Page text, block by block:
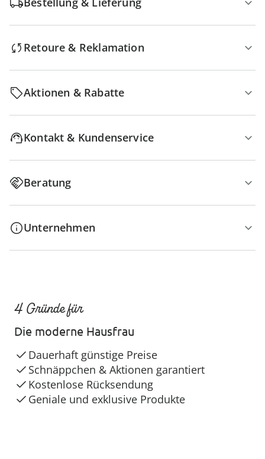
Retoure & Reklamation
Aktionen & Rabatte
Kontakt & Kundenservice
Beratung
Unternehmen
4 Gründe für
Die moderne Hausfrau
Dauerhaft günstige Preise
Schnäppchen & Aktionen garantiert
Kostenlose Rücksendung
Geniale und exklusive Produkte